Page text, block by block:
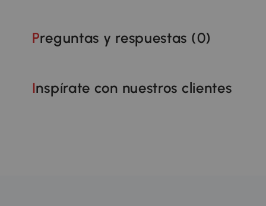
Preguntas y respuestas (0)
Inspírate con nuestros clientes